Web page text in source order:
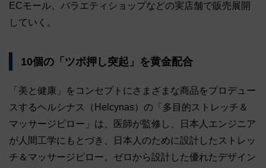
ECモール、バラエティショップなどの実店舗で販売展開
していく。
10個の「ツボ押し突起」を黄金配合
「美と健康」をコンセプトにさまざまな商品をプロデュー
スするヘルシナス（Helcynas）の「多目的ストレッチ＆
マッサージピロー」は、医師が監修し、日本人エンジニア
が人間工学にもとづき、日本人のために設計したストレッ
チ＆マッサージピロー。ゼロから設計した優れたデザイン